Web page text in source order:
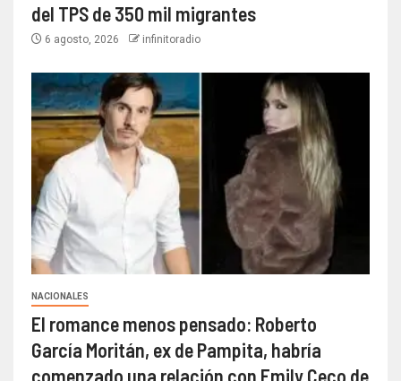
del TPS de 350 mil migrantes
6 agosto, 2026 infinitoradio
NACIONALES
El romance menos pensado: Roberto
García Moritán, ex de Pampita, habría
comenzado una relación con Emily Ceco de